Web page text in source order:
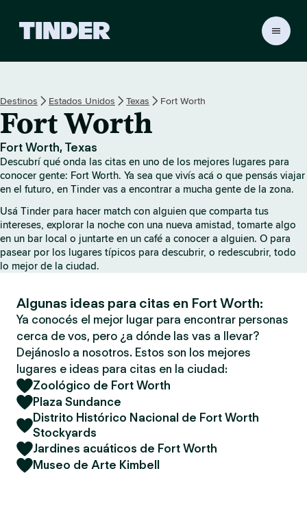
o
d
e
i
n
d
r
Destinos Estados Unidos Texas Fort Worth
Fort Worth
Fort Worth, Texas
Descubrí qué onda las citas en uno de los mejores lugares para
conocer gente: Fort Worth. Ya sea que vivís acá o que pensás viajar
en el futuro, en Tinder vas a encontrar a mucha gente de la zona.
Usá Tinder para hacer match con alguien que comparta tus
intereses, explorar la noche con una nueva amistad, tomarte algo
en un bar local o juntarte en un café a conocer a alguien. O para
pasear por los lugares típicos para descubrir, o redescubrir, todo
lo mejor de la ciudad.
Algunas ideas para citas en Fort Worth:
Ya conocés el mejor lugar para encontrar personas
cerca de vos, pero ¿a dónde las vas a llevar?
Dejánoslo a nosotros. Estos son los mejores
lugares e ideas para citas en la ciudad:
Zoológico de Fort Worth
Plaza Sundance
Distrito Histórico Nacional de Fort Worth
Stockyards
Jardines acuáticos de Fort Worth
Museo de Arte Kimbell